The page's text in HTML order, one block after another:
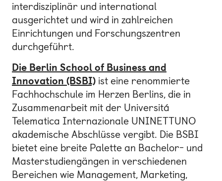
interdisziplinär und international
ausgerichtet und wird in zahlreichen
Einrichtungen und Forschungszentren
durchgeführt.
Die Berlin School of Business and
Innovation (BSBI) ist eine renommierte
Fachhochschule im Herzen Berlins, die in
Zusammenarbeit mit der Universitá
Telematica Internazionale UNINETTUNO
akademische Abschlüsse vergibt. Die BSBI
bietet eine breite Palette an Bachelor- und
Masterstudiengängen in verschiedenen
Bereichen wie Management, Marketing,